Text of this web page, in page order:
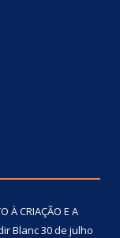
À CRIAÇÃO E A
Blanc30 de julho